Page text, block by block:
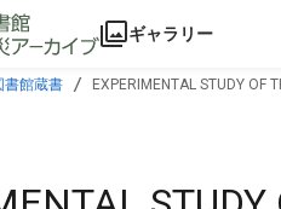
ギャラリー
書館蔵書 EXPERIMENTAL STUDY OF